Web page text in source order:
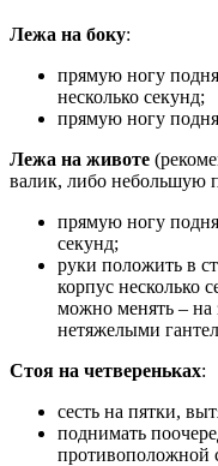
Лежа на боку:
прямую ногу
несколько секунд;
прямую ногу
Лежа на животе
валик, либо небольшую
прямую ногу
секунд;
руки положить в
корпус несколько
можно менять – на
нетяжелыми
Стоя на четвереньках:
сесть на пятки,
поднимать
противоположной